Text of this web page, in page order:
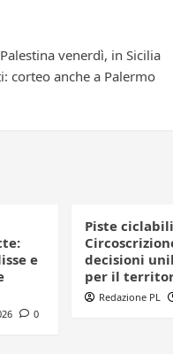
venerdì, in Sicilia
corteo anche a Palermo
e
0
Piste
decisioni
per il
Redazione PL